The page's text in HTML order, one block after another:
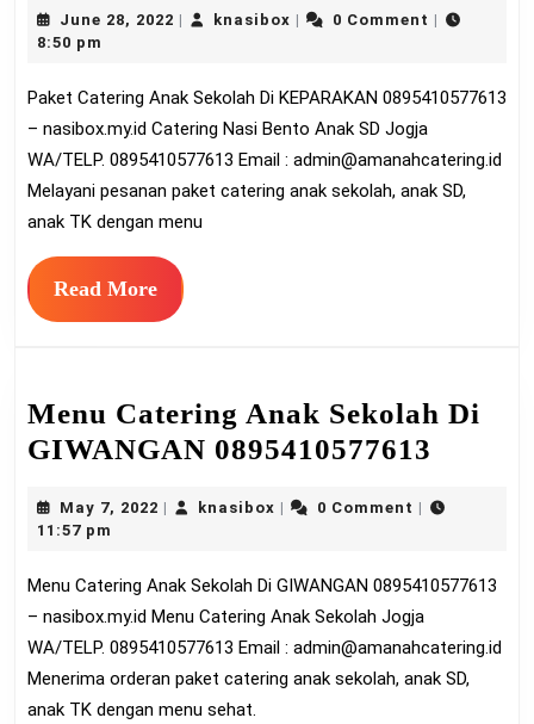
Anak
Di
June 28, 2022 June knasiboxknasibox0 Comment
8:50 pm
Paket Catering Anak Sekolah Di KEPARAKAN 0895410577613
– nasibox.my.id Catering Nasi Bento Anak SD Jogja
WA/TELP. 0895410577613 Email : admin@amanahcatering.id
Melayani pesanan paket catering anak sekolah, anak SD,
anak TK dengan menu
Read MoreRead
More
Menu Catering Anak Sekolah Di
GIWANGAN 0895410577613
Anak
Di
May 7, 2022 May
knasiboxknasibox0 Comment
11:57 pm
Menu Catering Anak Sekolah Di GIWANGAN 0895410577613
– nasibox.my.id Menu Catering Anak Sekolah Jogja
WA/TELP. 0895410577613 Email : admin@amanahcatering.id
Menerima orderan paket catering anak sekolah, anak SD,
anak TK dengan menu sehat.